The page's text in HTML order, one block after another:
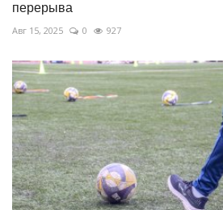
перерыва
Авг 15, 2025 0 927